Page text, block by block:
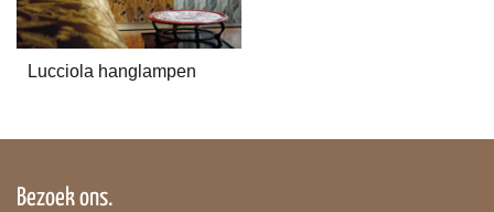
Lucciola hanglampen
Bezoek ons.